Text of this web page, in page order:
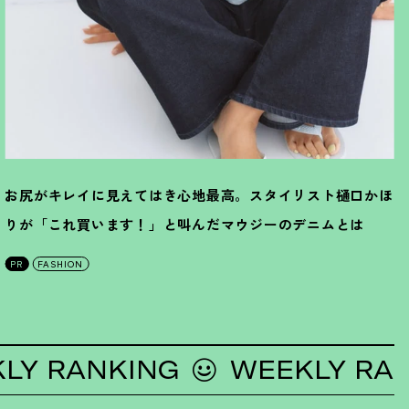
お尻がキレイに見えてはき心地最高。スタイリスト樋口かほ
りが「これ買います ！ 」と叫んだマウジーのデニムとは
PR FASHION
WEEKLY